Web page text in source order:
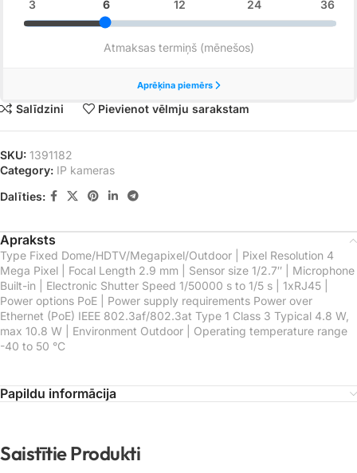
Salīdzini Pievienot vēlmju sarakstam
SKU: 1391182
Category: IP kameras
Dalīties:
Apraksts
Type Fixed Dome/HDTV/Megapixel/Outdoor | Pixel Resolution 4
Mega Pixel | Focal Length 2.9 mm | Sensor size 1/2.7″ | Microphone
Built-in | Electronic Shutter Speed 1/50000 s to 1/5 s | 1xRJ45 |
Power options PoE | Power supply requirements Power over
Ethernet (PoE) IEEE 802.3af/802.3at Type 1 Class 3 Typical 4.8 W,
max 10.8 W | Environment Outdoor | Operating temperature range
-40 to 50 °C
Papildu informācija
Saistītie Produkti